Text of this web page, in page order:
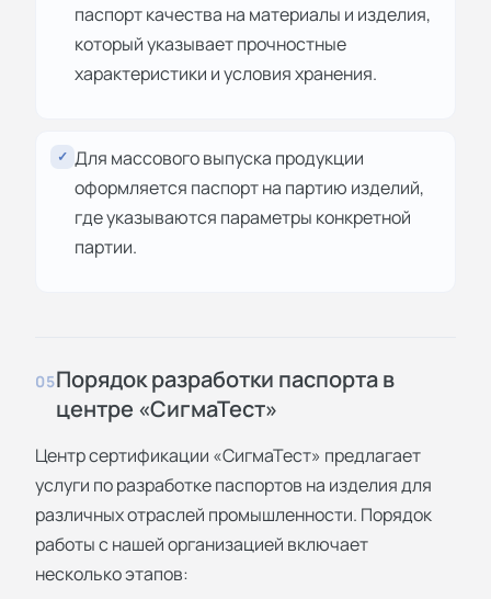
паспорт качества на материалы и изделия,
который указывает прочностные
характеристики и условия хранения.
✓ Для массового выпуска продукции
оформляется паспорт на партию изделий,
где указываются параметры конкретной
партии.
05Порядок разработки паспорта в
центре «СигмаТест»
Центр сертификации «СигмаТест» предлагает
услуги по разработке паспортов на изделия для
различных отраслей промышленности. Порядок
работы с нашей организацией включает
несколько этапов: